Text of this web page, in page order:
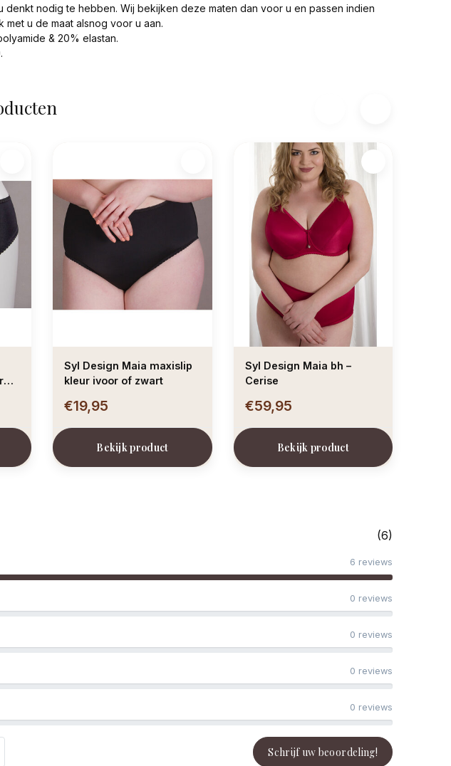
denkt nodig te hebben. Wij bekijken deze maten dan voor u en passen indien
met u de maat alsnog voor u aan.
& 20% elastan.
Syl Design Maia maxislip
kleur ivoor of zwart
€19,95
Bekijk product
Syl Design Maia bh –
Cerise
€59,95
Bekijk product
(6)
0 reviews
0 reviews
0 reviews
0 reviews
6 reviews
Schrijf uw beoordeling!